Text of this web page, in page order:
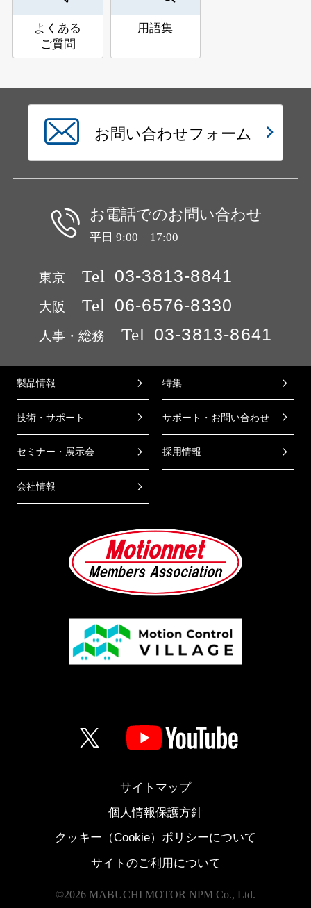
よくある
ご質問
用語集
お問い合わせフォーム
お電話でのお問い合わせ
平日 9:00 – 17:00
東京 Tel 03-3813-8841
大阪 Tel 06-6576-8330
人事・総務 Tel 03-3813-8641
製品情報 特集
技術・サポート サポート・お問い合わせ
セミナー・展示会 採用情報
会社情報
サイトマップ
個人情報保護方針
クッキー（Cookie）ポリシーについて
サイトのご利用について
©2026 MABUCHI MOTOR NPM Co., Ltd.